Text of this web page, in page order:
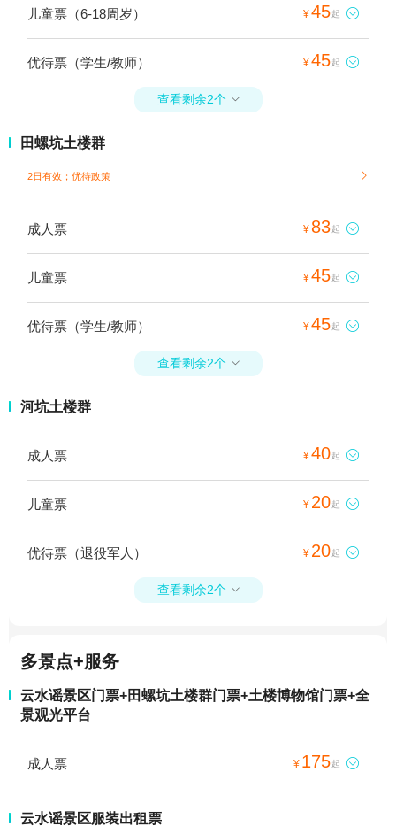
儿童票（6-18周岁） ¥45起 
优待票（学生/教师） ¥45起 
查看剩余2个 
田螺坑土楼群
2日有效； 优待政策 
成人票 ¥ 83起 
儿童票 ¥45起 
优待票（学生/教师） ¥45起 
查看剩余2个 
河坑土楼群
成人票 ¥40起 
儿童票 ¥ 20起 
优待票（退役军人） ¥ 20起 
查看剩余2个 
多景点+服务
云水谣景区门票+田螺坑土楼群门票+土楼博物馆门票+全
景观光平台
成人票 ¥ 175起 
云水谣景区服装出租票